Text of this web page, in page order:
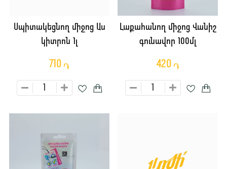
Սպիտակեցնող միջոց Աս
կիտրոն 1լ
710 ֏
Լաքահանող միջոց Վանիշ
գունավոր 100մլ
420 ֏